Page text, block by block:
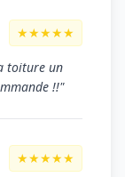
★★★★★
toiture un
!!"
★★★★★